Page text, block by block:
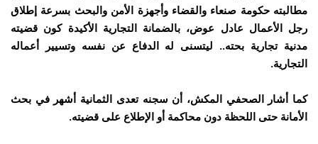
مطالبته حكومة صنعاء والقضاء وأجهزة الأمن والبحث بسرعة إطلاق
رجل الأعمال عادل عوض، بالضمانة التجارية الأكيدة كون قضيته
مدنية تجارية بحته.. ليتسنى له الدفاع عن نفسه وتسيير أعماله
التجارية.
كما أشار الصحفي المكش، أن سجنه تعدى الثمانية أشهر في بحث
الأمانة حتى اللحظة دون محاكمة أو الإطلاع على قضيته.